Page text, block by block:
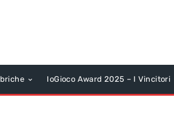
IoGioco Award 2025 – I Vincitori